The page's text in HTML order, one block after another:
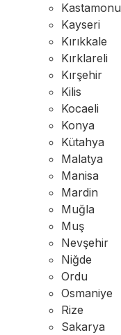
Kastamonu
Kayseri
Kırıkkale
Kırklareli
Kırşehir
Kilis
Kocaeli
Konya
Kütahya
Malatya
Manisa
Mardin
Muğla
Muş
Nevşehir
Niğde
Ordu
Osmaniye
Rize
Sakarya